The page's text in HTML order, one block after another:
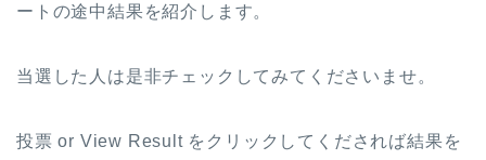
ートの途中結果を紹介します。
当選した人は是非チェックしてみてくださいませ。
投票 or View Result をクリックしてくだされば結果を